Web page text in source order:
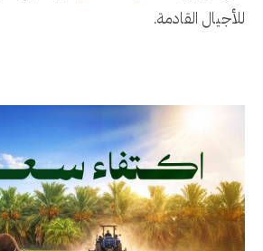
للأجيال القادمة.